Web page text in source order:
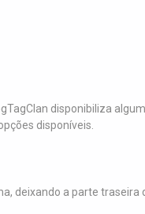
disponibiliza
disponíveis.
deixando a parte traseira